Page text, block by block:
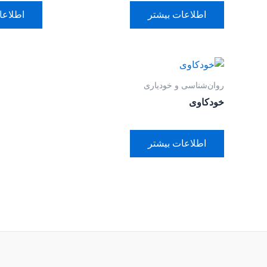
اطلاعات بیشتر
روان‌‌شناسی و خودیاری
خودکاوی
اطلاعات بیشتر